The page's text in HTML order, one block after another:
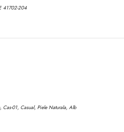
41702-204
Cas-01, Casual, Piele Naturala, Alb